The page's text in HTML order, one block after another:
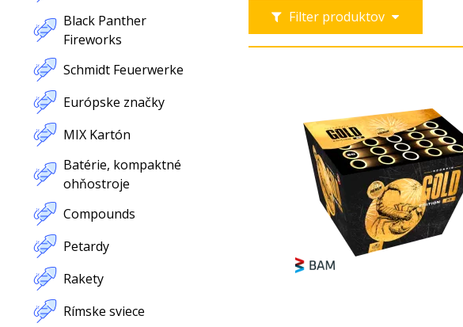
Filter produktov
Black Panther
Fireworks
Schmidt Feuerwerke
Európske značky
MIX Kartón
Batérie, kompaktné
ohňostroje
Compounds
Petardy
Rakety
Rímske sviece